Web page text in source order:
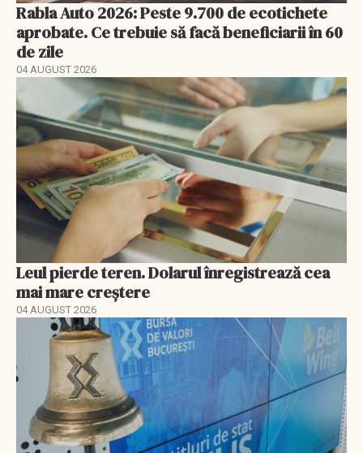
Rabla Auto 2026: Peste 9.700 de ecotichete
aprobate. Ce trebuie să facă beneficiarii în 60
de zile
04 AUGUST 2026
Leul pierde teren. Dolarul înregistrează cea
mai mare creștere
04 AUGUST 2026